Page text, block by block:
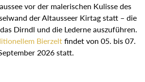
vor der malerischen Kulisse des
der Altausseer Kirtag statt – die
Dirndl und die Lederne auszuführen.
Bierzelt findet von 05. bis 07.
2026 statt.